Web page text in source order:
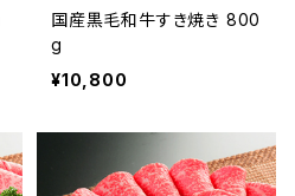
国産黒毛和牛すき焼き 800
g
¥10,800